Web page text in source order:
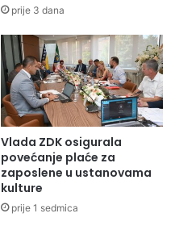
prije 3 dana
Vlada ZDK osigurala
povećanje plaće za
zaposlene u ustanovama
kulture
prije 1 sedmica